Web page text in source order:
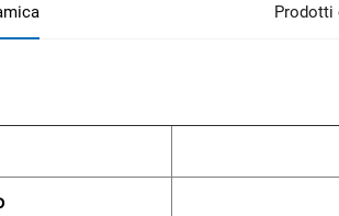
Prodotti